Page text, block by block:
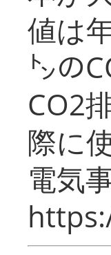
値は
㌧の
CO2
際に
電気